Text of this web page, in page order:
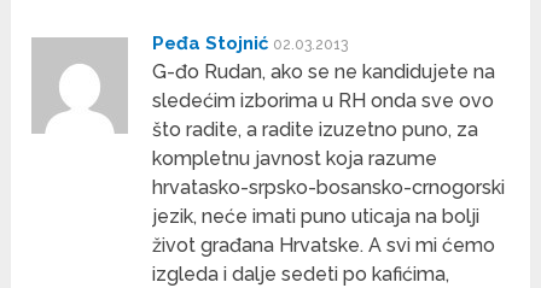
Peđa Stojnić 02.03.2013
G-đo Rudan, ako se ne kandidujete na
sledećim izborima u RH onda sve ovo
što radite, a radite izuzetno puno, za
kompletnu javnost koja razume
hrvatasko-srpsko-bosansko-crnogorski
jezik, neće imati puno uticaja na bolji
život građana Hrvatske. A svi mi ćemo
izgleda i dalje sedeti po kafićima,